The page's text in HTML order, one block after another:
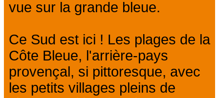
vue sur la grande bleue.
Ce Sud est ici ! Les plages de la
Côte Bleue, l'arrière-pays
provençal, si pittoresque, avec
les petits villages pleins de